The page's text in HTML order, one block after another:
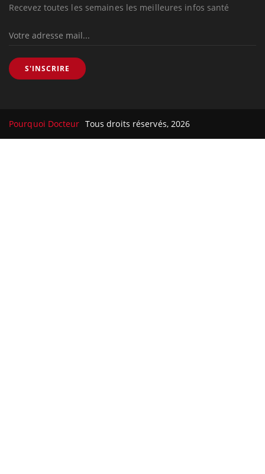
Recevez toutes les semaines les meilleures infos santé
S'INSCRIRE
Pourquoi Docteur Tous droits réservés, 2026